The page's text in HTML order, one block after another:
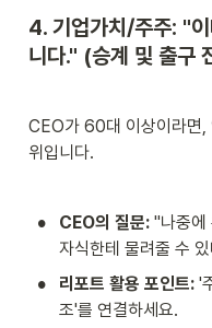
4. 기업가치/주주: "
니다." (승계 및 출구
CEO가 60대 이상이라면,
위입니다.
• CEO의 질문: "나중에
자식한테 물려줄 수
• 리포트 활용 포인트: '
조'를 연결하세요.